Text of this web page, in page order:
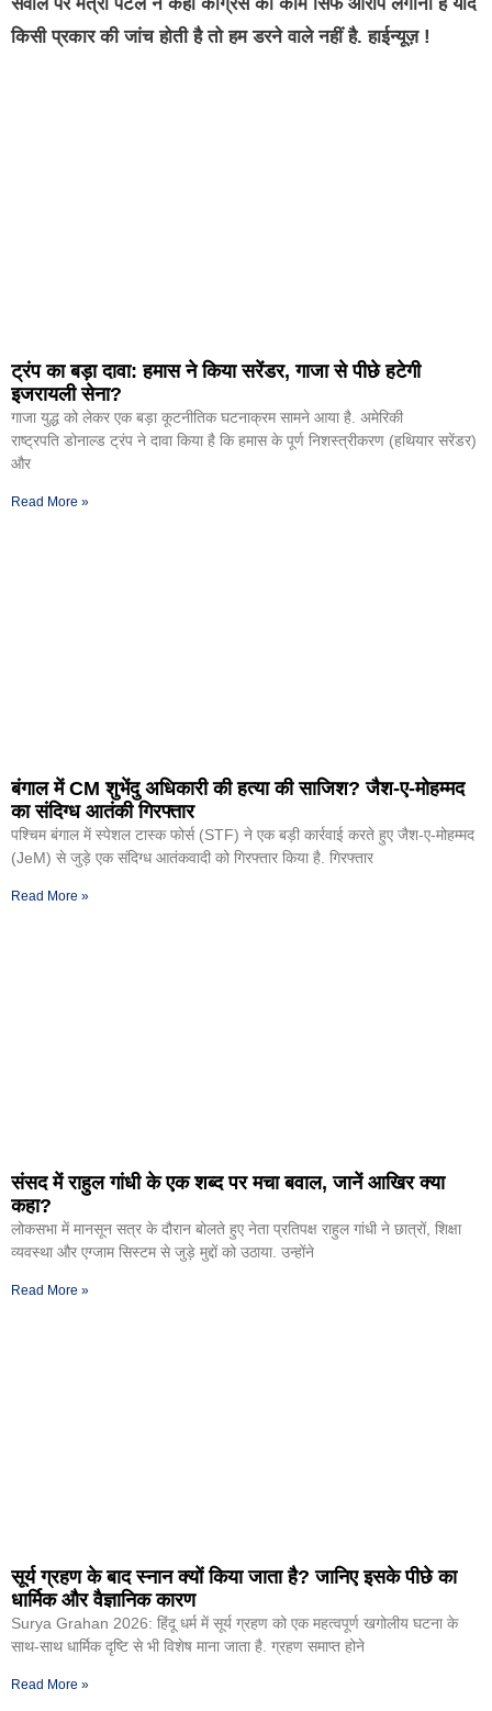
किसी प्रकार की जांच होती है तो हम डरने वाले नहीं है. हाईन्यूज़ !
ट्रंप का बड़ा दावा: हमास ने किया सरेंडर, गाजा से पीछे हटेगी
इजरायली सेना?
गाजा युद्ध को लेकर एक बड़ा कूटनीतिक घटनाक्रम सामने आया है. अमेरिकी
राष्ट्रपति डोनाल्ड ट्रंप ने दावा किया है कि हमास के पूर्ण निशस्त्रीकरण (हथियार सरेंडर)
और
Read More »
बंगाल में CM शुभेंदु अधिकारी की हत्या की साजिश? जैश-ए-मोहम्मद
का संदिग्ध आतंकी गिरफ्तार
पश्चिम बंगाल में स्पेशल टास्क फोर्स (STF) ने एक बड़ी कार्रवाई करते हुए जैश-ए-मोहम्मद
(JeM) से जुड़े एक संदिग्ध आतंकवादी को गिरफ्तार किया है. गिरफ्तार
Read More »
संसद में राहुल गांधी के एक शब्द पर मचा बवाल, जानें आखिर क्या
कहा?
लोकसभा में मानसून सत्र के दौरान बोलते हुए नेता प्रतिपक्ष राहुल गांधी ने छात्रों, शिक्षा
व्यवस्था और एग्जाम सिस्टम से जुड़े मुद्दों को उठाया. उन्होंने
Read More »
सूर्य ग्रहण के बाद स्नान क्यों किया जाता है? जानिए इसके पीछे का
धार्मिक और वैज्ञानिक कारण
Surya Grahan 2026: हिंदू धर्म में सूर्य ग्रहण को एक महत्वपूर्ण खगोलीय घटना के
साथ-साथ धार्मिक दृष्टि से भी विशेष माना जाता है. ग्रहण समाप्त होने
Read More »